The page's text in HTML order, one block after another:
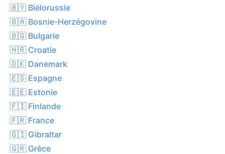
🇧🇾 Biélorussie
🇧🇦 Bosnie-Herzégovine
🇧🇬 Bulgarie
🇭🇷 Croatie
🇩🇰 Danemark
🇪🇸 Espagne
🇪🇪 Estonie
🇫🇮 Finlande
🇫🇷 France
🇬🇮 Gibraltar
🇬🇷 Grèce